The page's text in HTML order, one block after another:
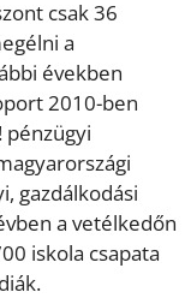
csak 36
a
években
2010-ben
pénzügyi
gazdálkodási
a vetélkedőn
iskola csapata